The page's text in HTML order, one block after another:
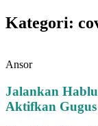
Kategori:
Ansor
Jalankan
Aktifkan